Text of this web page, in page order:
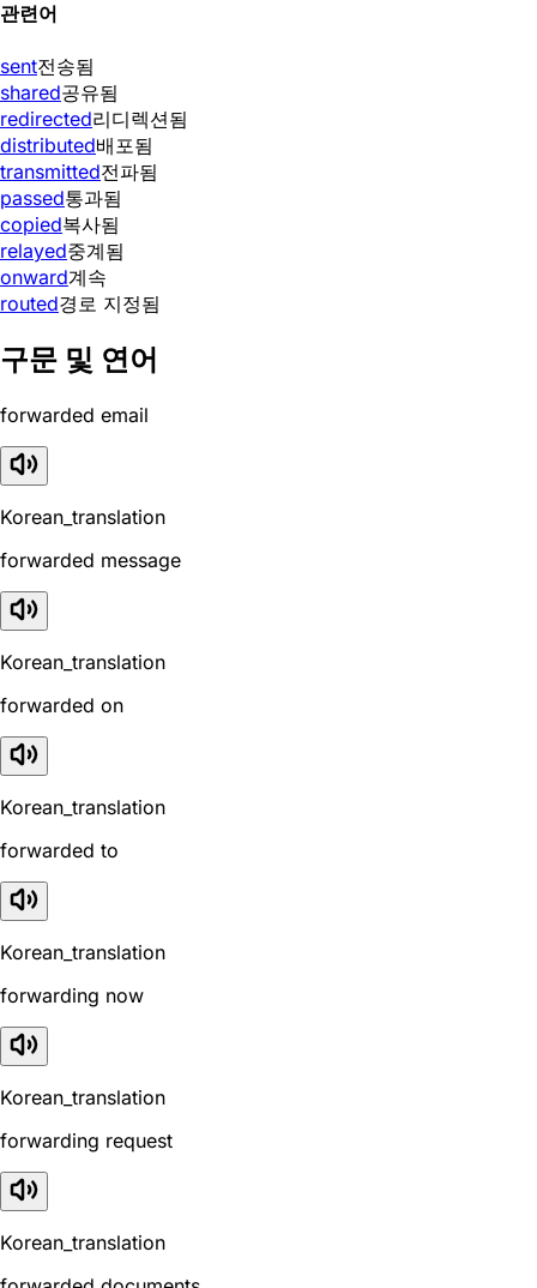
관련어
sent전송됨
shared공유됨
redirected리디렉션됨
distributed배포됨
transmitted전파됨
passed통과됨
copied복사됨
relayed중계됨
onward계속
routed경로 지정됨
구문 및 연어
forwarded email
Korean_translation
forwarded message
Korean_translation
forwarded on
Korean_translation
forwarded to
Korean_translation
forwarding now
Korean_translation
forwarding request
Korean_translation